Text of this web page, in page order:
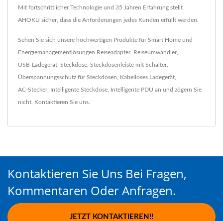
Mit fortschrittlicher Technologie und 35 Jahren Erfahrung stellt
AHOKU sicher, dass die Anforderungen jedes Kunden erfüllt werden.
Sehen Sie sich unsere hochwertigen Produkte für Smart Home und
Energiemanagementlösungen Reiseadapter, Reiseumwandler,
USB-Ladegerät Steckdose Steckdosenleiste mit Schalter,
Überspannungsschutz für Steckdosen Kabelloses Ladegerät
AC-Stecker, Intelligente Steckdose Intelligente PDU an und zögern Sie
nicht, Kontaktieren Sie uns
Kontaktieren Sie Uns Bei Fragen,
Kommentaren Oder Anfragen.
JETZT KONTAKTIEREN!!